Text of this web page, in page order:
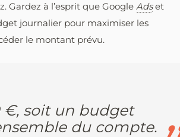
Gardez à l’esprit que Google Adset
journalier pour maximiser les
le montant prévu.
€, soit un budget
du compte.